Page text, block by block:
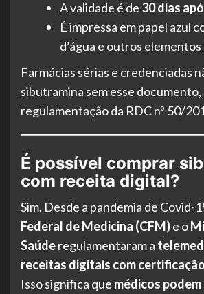
A validade é de 30 dias
É impressa em papel azul
d’água e outros
Farmácias sérias e credenciadas
sibutramina sem esse
regulamentação da RDC nº 50/
É possível comprar
com receita digital?
Sim. Desde a pandemia de Covid-
Federal de Medicina (CFM)e o
Saúderegulamentaram a
receitas digitais com
Isso significa que médicos